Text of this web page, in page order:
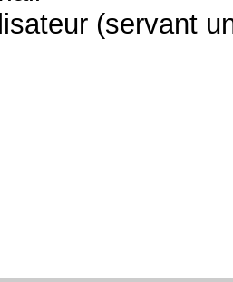
(servant